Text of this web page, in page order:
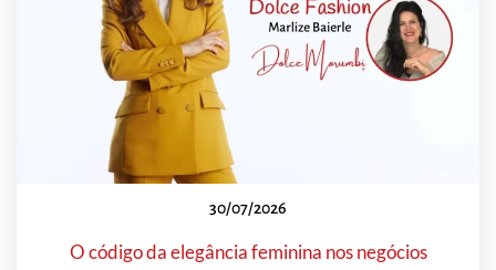
30/07/2026
O código da elegância feminina nos negócios